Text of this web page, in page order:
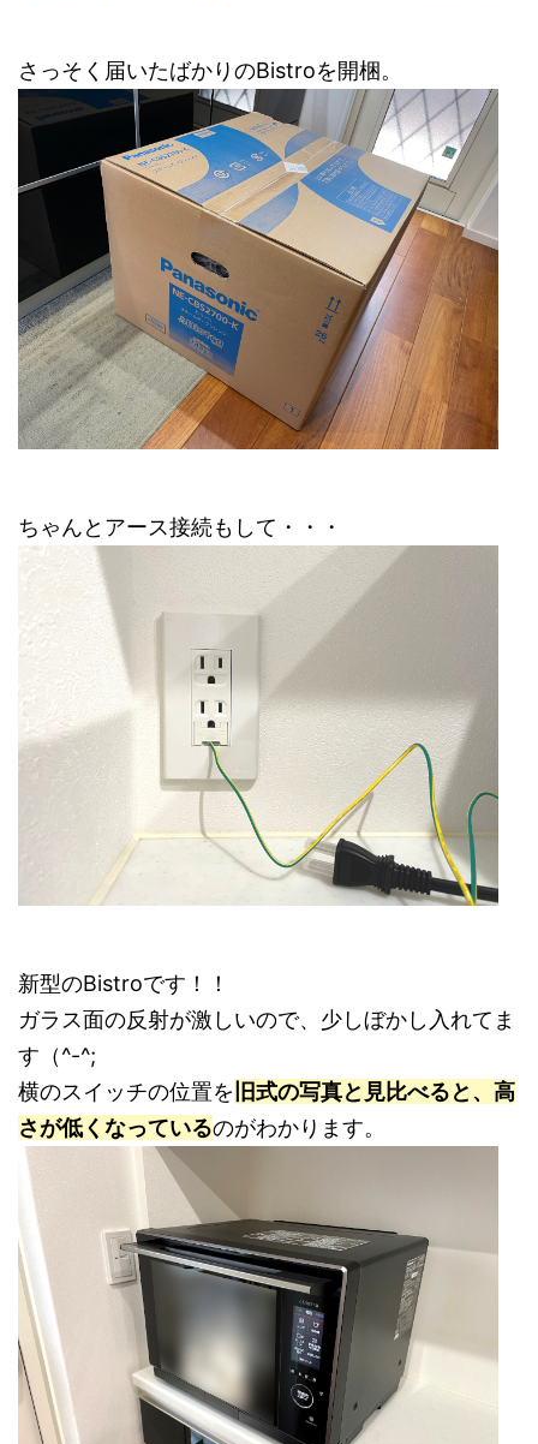
さっそく届いたばかりのBistroを開梱。
ちゃんとアース接続もして・・・
新型のBistroです！！
ガラス面の反射が激しいので、少しぼかし入れてま
す（^-^;
横のスイッチの位置を 旧式の写真と見比べると、高
さが低くなっているのがわかります。